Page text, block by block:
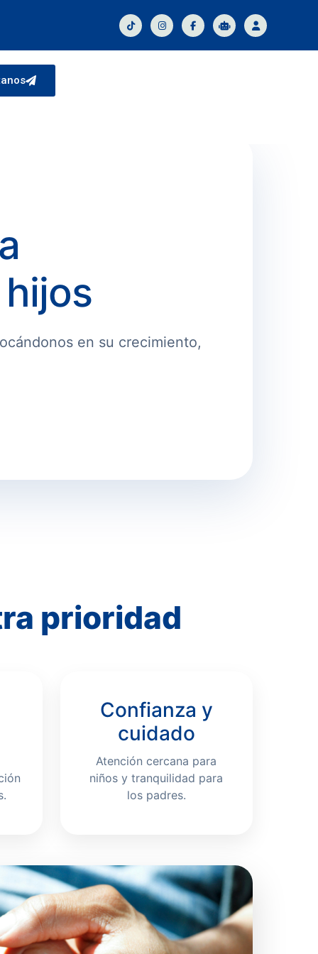
en su crecimiento,
prioridad
Confianza y
cuidado
Atención cercana para
niños y tranquilidad para
los padres.